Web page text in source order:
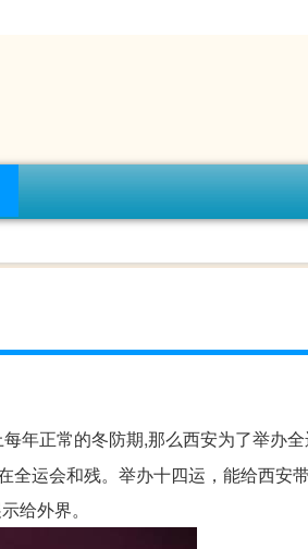
年正常的冬防期,那么西安为了举办
运会和残。举办十四运，能给西安
给外界。